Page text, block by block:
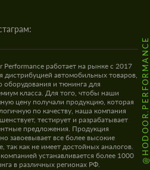
@HODOOR.PERFORMANCE
работает на рынке с 2017
дистрибуцией автомобильных товаров,
оборудования и тюнинга для
класса. Для того, чтобы наши
цену получали продукцию, которая
по качеству, наша компания
тестирует и разрабатывает
предложения. Продукция
завоевывает все более высокие
так как не имеет достойных аналогов.
устанавливается более 1000
в различных регионах РФ.